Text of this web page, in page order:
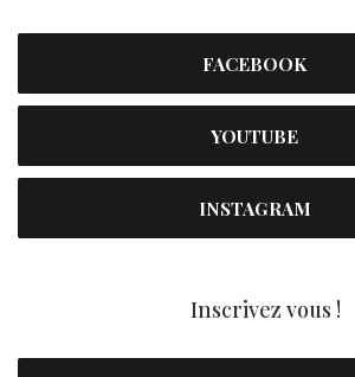
FACEBOOK
YOUTUBE
INSTAGRAM
Inscrivez vous !